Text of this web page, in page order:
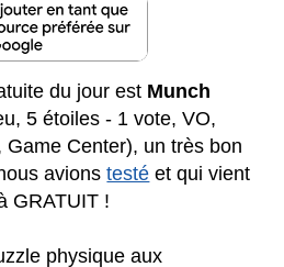
du jour est Munch
5 étoiles - 1 vote, VO,
Game Center), un très bon
avionstesté et qui vient
GRATUIT !
physique aux